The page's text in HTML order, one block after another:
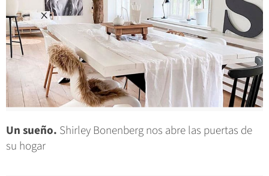
Un sueño. Shirley Bonenberg nos abre las puertas de
su hogar